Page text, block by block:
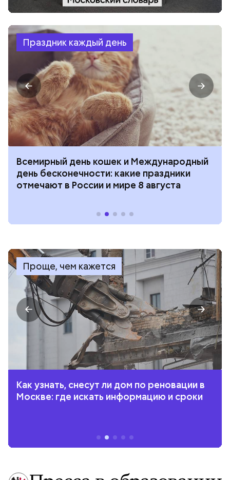
Праздник каждый день
Всемирный день кошек и Международный
день бесконечности: какие праздники
отмечают в России и мире 8 августа
Проще, чем кажется
Как узнать, снесут ли дом по реновации в
Москве: где искать информацию и сроки